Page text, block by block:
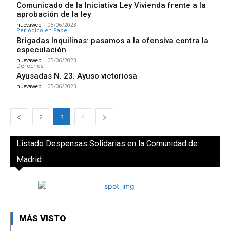
Comunicado de la Iniciativa Ley Vivienda frente a la
aprobación de la ley
nuevaweb - 05/06/2023
Periódico en Papel
Brigadas Inquilinas: pasamos a la ofensiva contra la
especulación
nuevaweb - 05/06/2023
Derechos
Ayusadas N. 23. Ayuso victoriosa
nuevaweb - 05/06/2023
2 3 4
Listado Despensas Solidarias en la Comunidad de
Madrid
MÁS VISTO